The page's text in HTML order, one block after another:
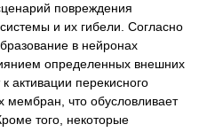
повреждения
и их гибели. Согласно
в нейронах
определенных внешних
активации перекисного
мембран, что обусловливает
того, некоторые